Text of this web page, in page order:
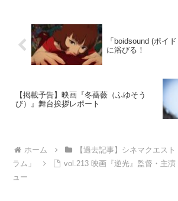
「boidsound (ボイ
に浴びる！
【掲載予告】映画『冬薔薇（ふゆそう
び）』舞台挨拶レポート
ホーム
【過去記事】シネマクエス
ラム」
vol.213 映画『逆光』監督・主
ュー